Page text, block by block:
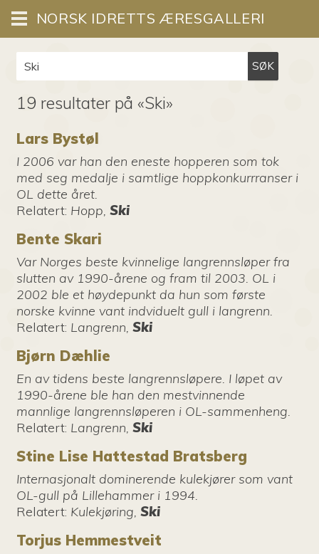
NORSK IDRETTS ÆRESGALLERI
SØK
19 resultater på «Ski»
Lars Bystøl
I 2006 var han den eneste hopperen som tok
med seg medalje i samtlige hoppkonkurrranser i
OL dette året.
Relatert: Hopp,Ski
Bente Skari
Var Norges beste kvinnelige langrennsløper fra
slutten av 1990-årene og fram til 2003. OL i
2002 ble et høydepunkt da hun som første
norske kvinne vant indviduelt gull i langrenn.
Relatert: Langrenn,Ski
Bjørn Dæhlie
En av tidens beste langrennsløpere. I løpet av
1990-årene ble han den mestvinnende
mannlige langrennsløperen i OL-sammenheng.
Relatert: Langrenn,Ski
Stine Lise Hattestad Bratsberg
Internasjonalt dominerende kulekjører som vant
OL-gull på Lillehammer i 1994.
Relatert: Kulekjøring,Ski
Torjus Hemmestveit